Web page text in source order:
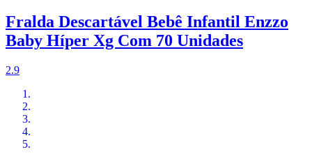
Fralda Descartável Bebê Infantil Enzzo
Baby Híper Xg Com 70 Unidades
2.9